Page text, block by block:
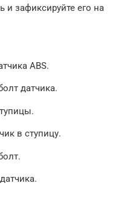
и зафиксируйте его на
ABS.
датчика.
в ступицу.